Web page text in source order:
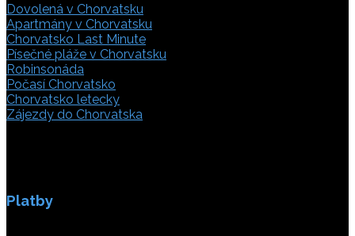
Dovolená v Chorvatsku
Apartmány v Chorvatsku
Chorvatsko Last Minute
Písečné pláže v Chorvatsku
Robinsonáda
Počasí Chorvatsko
Chorvatsko letecky
Zájezdy do Chorvatska
Platby